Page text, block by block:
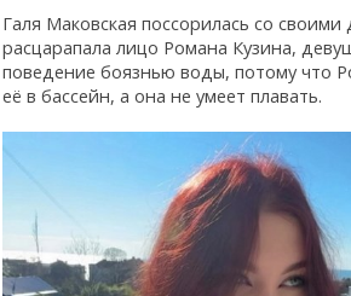
Галя Маковская поссорилась со своими
расцарапала лицо Романа Кузина,
поведение боязнью воды, потому что
её в бассейн, а она не умеет плавать.